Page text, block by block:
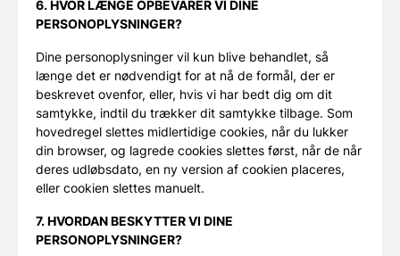
6. HVOR LÆNGE OPBEVARER VI DINE
PERSONOPLYSNINGER?
Dine personoplysninger vil kun blive behandlet, så
længe det er nødvendigt for at nå de formål, der er
beskrevet ovenfor, eller, hvis vi har bedt dig om dit
samtykke, indtil du trækker dit samtykke tilbage. Som
hovedregel slettes midlertidige cookies, når du lukker
din browser, og lagrede cookies slettes først, når de når
deres udløbsdato, en ny version af cookien placeres,
eller cookien slettes manuelt.
7. HVORDAN BESKYTTER VI DINE
PERSONOPLYSNINGER?